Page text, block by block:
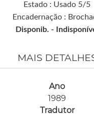
Estado : Usado 5/5
Encadernação :
Disponib. -
MAIS
Ano
1989
Tradutor